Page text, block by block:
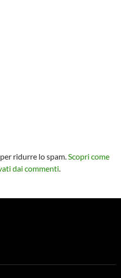
ridurre lo spam.Scopri come
dai commenti.